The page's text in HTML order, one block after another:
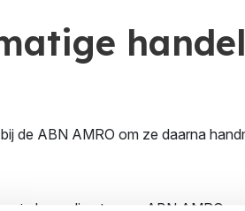
de ABN AMRO om ze daarna